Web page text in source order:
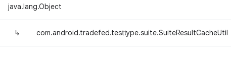
java.lang.Object
↳ com.android.tradefed.testtype.suite.SuiteResultCacheUtil